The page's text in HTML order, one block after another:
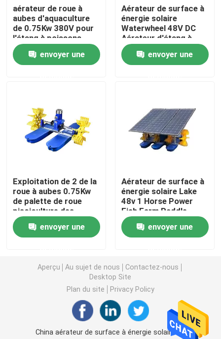
Contactez-nous
Demandez une citation
Aérateur de roue de palette d'aquiculture
Aérateur solaire de roue de palette
Aérateur d'exploitation de pisciculture
Aérateur extérieur de flottement
Aérateur de roue à aubes
Pompe à eau d'étang à poissons
Aérateur de surface à énergie solaire
aérateur de roue à
aubes d'aquaculture
de 0.75Kw 380V pour
l'étang à poissons
1000m2
envoyer une
Aérateur de surface à
énergie solaire
Waterwheel 48V DC
Aérateur d'étang à
poissons 333m2
envoyer une
Exploitation de 2 de la
roue à aubes 0.75Kw
de palette de roue
pisciculture des
aérateurs 380V
flottant l'étang solaire
envoyer une
Aérateur de surface à
énergie solaire Lake
48v 1 Horse Power
Fish Farm Paddle
Wheel Aerator
envoyer une
Aperçu Au sujet de nous
Contactez-nous
Desktop Site
Plan du site
Privacy Policy
China aérateur de surface à énergie solaire 3 ''